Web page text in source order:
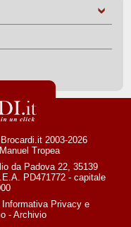
2003-2026
Tropea
da Padova 22, 35139
PD471772 - capitale
Informativa Privacye
- Archivio